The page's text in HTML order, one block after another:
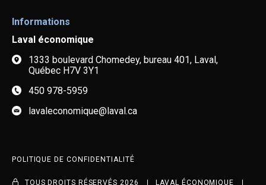
Informations
Laval économique
1333 boulevard Chomedey, bureau 401, Laval,
Québec H7V 3Y1
450 978-5959
lavaleconomique@laval.ca
TOUS DROITS RÉSERVÉS 2026 LAVAL ÉCONOMIQUE
POLITIQUE DE CONFIDENTIALITÉ